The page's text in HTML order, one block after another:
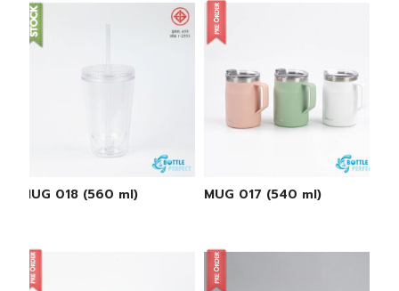
MUG 018 (560 ml) MUG 017 (540 ml)